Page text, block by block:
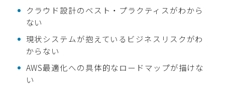
クラウド設計のベスト・プラクティスがわから
ない
現状システムが抱えているビジネスリスクがわ
からない
AWS最適化への具体的なロードマップが描けな
い